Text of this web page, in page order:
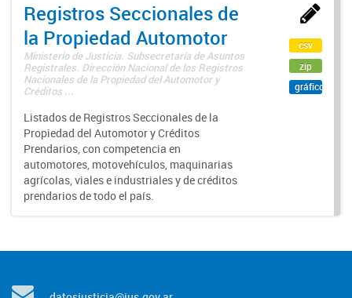
Registros Seccionales de
la Propiedad Automotor
Ministerio de Justicia. Subsecretaría de Asuntos
Registrales. Dirección Nacional de los Registros
Nacionales de la Propiedad del Automotor y
Créditos ...
Listados de Registros Seccionales de la
Propiedad del Automotor y Créditos
Prendarios, con competencia en
automotores, motovehículos, maquinarias
agrícolas, viales e industriales y de créditos
prendarios de todo el país.
csv
zip
gráfico